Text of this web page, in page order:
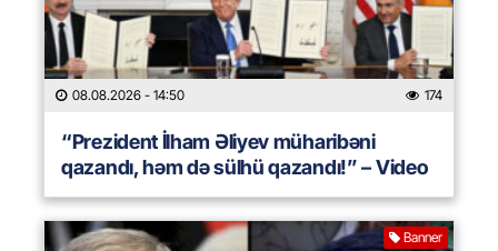
08.08.2026 - 14:50 174
“Prezident İlham Əliyev müharibəni
qazandı, həm də sülhü qazandı!” – Video
Banner